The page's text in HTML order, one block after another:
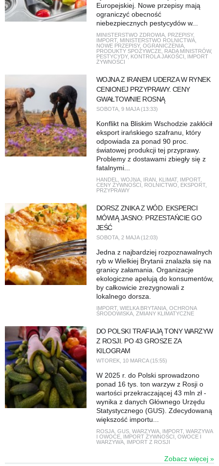
Europejskiej. Nowe przepisy mają
ograniczyć obecność
niebezpiecznych pestycydów w...
MINISTERSTWO ZDROWIA, PRZEPISY,
IMPORT, MINISTERSTWO ROLNICTWA,
NOWE PRZEPISY, OGRANICZENIA,
PRODUKTY SPOŻYWCZE, RADA MINISTRÓW,
PESTYCYDY, KONTROLA JAKOŚCI
IMPORT
ŻYWNOŚCI
WOJNA Z IRANEM UDERZA W RYNEK
CENIONEJ PRZYPRAWY. CENY
GWAŁTOWNIE ROSNĄ
SOBOTA, 9 MAJA (13:33)
Konflikt na Bliskim Wschodzie zakłócił
eksport irańskiego szafranu, który
odpowiada za ponad 90 proc.
światowej produkcji tej przyprawy.
Problemy z dostawami zbiegły się z
fatalnymi...
HANDEL WOJNA, IRAN KLIMAT, IMPORT,
CENY ŻYWNOŚCI
ROLNICTWO EKSPORT,
PRZYPRAWY
DORSZ ZNIKA Z WÓD. EKSPERCI
MÓWIĄ JASNO: PRZESTAŃCIE GO
JEŚĆ
SOBOTA, 2 MAJA (12:03)
Jedna z najbardziej rozpoznawalnych
ryb w Wielkiej Brytanii znalazła się na
granicy załamania. Organizacje
ekologiczne apelują do konsumentów,
by całkowicie zrezygnowali z
lokalnego dorsza.
IMPORT, WIELKA BRYTANIA, OCHRONA
ŚRODOWISKA, ZMIANY KLIMATYCZNE
DO POLSKI TRAFIAJĄ TONY WARZYW
Z ROSJI. PO 43 GROSZE ZA
KILOGRAM
WTOREK, 10 MARCA (15:55)
W 2025 r. do Polski sprowadzono
ponad 16 tys. ton warzyw z Rosji o
wartości przekraczającej 43 mln zł -
wynika z danych Głównego Urzędu
Statystycznego (GUS). Zdecydowaną
większość importu...
ROSJA, GUS, WARZYWA, IMPORT, WARZYWA
I OWOCE, IMPORT ŻYWNOŚCI OWOCE I
WARZYWA, IMPORT Z ROSJI
Zobacz więcej »